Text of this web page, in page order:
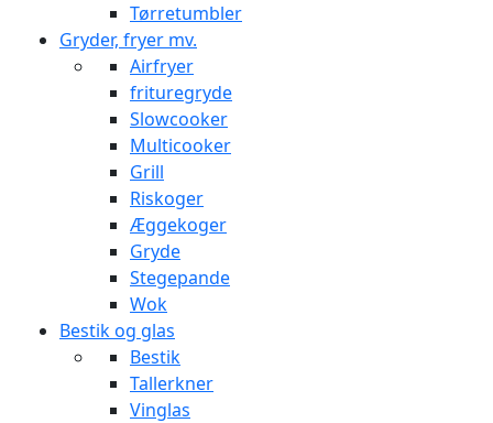
Tørretumbler
Gryder, fryer mv.
Airfryer
frituregryde
Slowcooker
Multicooker
Grill
Riskoger
Æggekoger
Gryde
Stegepande
Wok
Bestik og glas
Bestik
Tallerkner
Vinglas